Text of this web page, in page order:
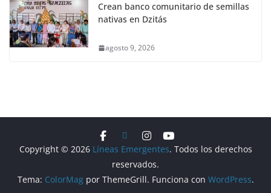
Crean banco comunitario de semillas
nativas en Dzitás
agosto 9, 2026
Copyright © 2026 Líneas Emergentes. Todos los derechos
reservados.
Tema: ColorMagpor ThemeGrill. Funciona con WordPress.